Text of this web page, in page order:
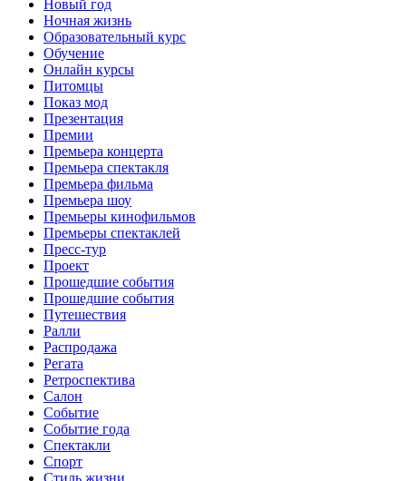
Новый год
Ночная жизнь
Образовательный курс
Обучение
Онлайн курсы
Питомцы
Показ мод
Презентация
Премии
Премьера концерта
Премьера спектакля
Премьера фильма
Премьера шоу
Премьеры кинофильмов
Премьеры спектаклей
Пресс-тур
Проект
Прошедшие события
Прошедшие события
Путешествия
Ралли
Распродажа
Регата
Ретроспектива
Салон
Событие
Событие года
Спектакли
Спорт
Стиль жизни